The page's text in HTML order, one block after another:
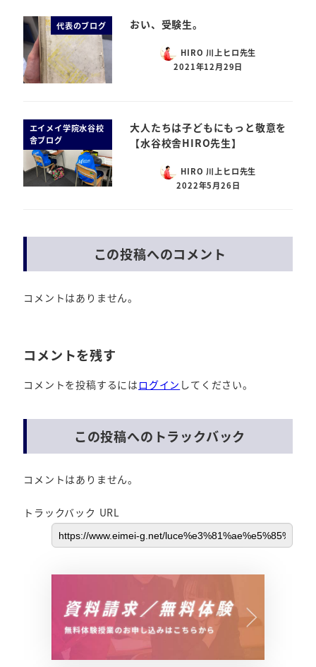
代表のブログ おい、受験生。
HIRO 川上ヒロ先生
2021年12月29日
エイメイ学院水谷校
舎ブログ
大人たちは子どもにもっと敬意を
【水谷校舎HIRO先生】
HIRO 川上ヒロ先生
2022年5月26日
この投稿へのコメント
コメントはありません。
コメントを残す
コメントを投稿するには ログイン してください。
この投稿へのトラックバック
コメントはありません。
トラックバック URL